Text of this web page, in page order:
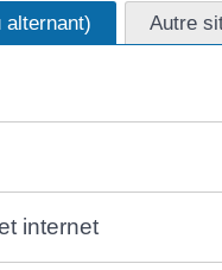
alternant) Autre
internet